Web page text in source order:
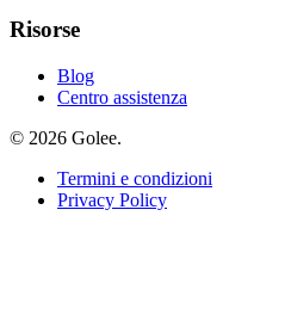
Risorse
Blog
Centro assistenza
© 2026 Golee.
Termini e condizioni
Privacy Policy